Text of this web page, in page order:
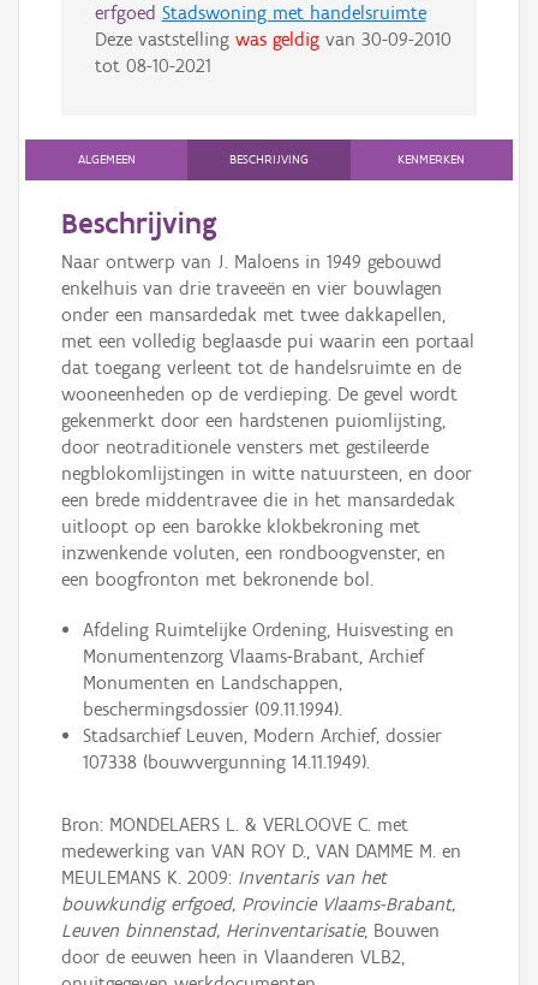
erfgoed Stadswoning met handelsruimte
Deze vaststelling was geldigvan 30-09-2010
tot 08-10-2021
ALGEMEEN BESCHRIJVING KENMERKEN
Beschrijving
Naar ontwerp van J. Maloens in 1949 gebouwd
enkelhuis van drie traveeën en vier bouwlagen
onder een mansardedak met twee dakkapellen,
met een volledig beglaasde pui waarin een portaal
dat toegang verleent tot de handelsruimte en de
wooneenheden op de verdieping. De gevel wordt
gekenmerkt door een hardstenen puiomlijsting,
door neotraditionele vensters met gestileerde
negblokomlijstingen in witte natuursteen, en door
een brede middentravee die in het mansardedak
uitloopt op een barokke klokbekroning met
inzwenkende voluten, een rondboogvenster, en
een boogfronton met bekronende bol.
Afdeling Ruimtelijke Ordening, Huisvesting en
Monumentenzorg Vlaams-Brabant, Archief
Monumenten en Landschappen,
beschermingsdossier (09.11.1994).
Stadsarchief Leuven, Modern Archief, dossier
107338 (bouwvergunning 14.11.1949).
Bron: MONDELAERS L. & VERLOOVE C. met
medewerking van VAN ROY D., VAN DAMME M. en
MEULEMANS K. 2009: Inventaris van het
bouwkundig erfgoed, Provincie Vlaams-Brabant,
Leuven binnenstad, Herinventarisatie, Bouwen
door de eeuwen heen in Vlaanderen VLB2,